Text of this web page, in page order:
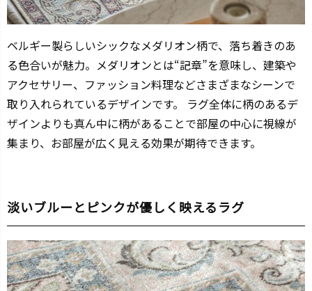
ベルギー製らしいシックなメダリオン柄で、落ち着きのあ
る色合いが魅力。メダリオンとは“記章”を意味し、建築や
アクセサリー、ファッション料理などさまざまなシーンで
取り入れられているデザインです。 ラグ全体に柄のあるデ
ザインよりも真ん中に柄があることで部屋の中心に視線が
集まり、お部屋が広く見える効果が期待できます。
淡いブルーとピンクが優しく映えるラグ